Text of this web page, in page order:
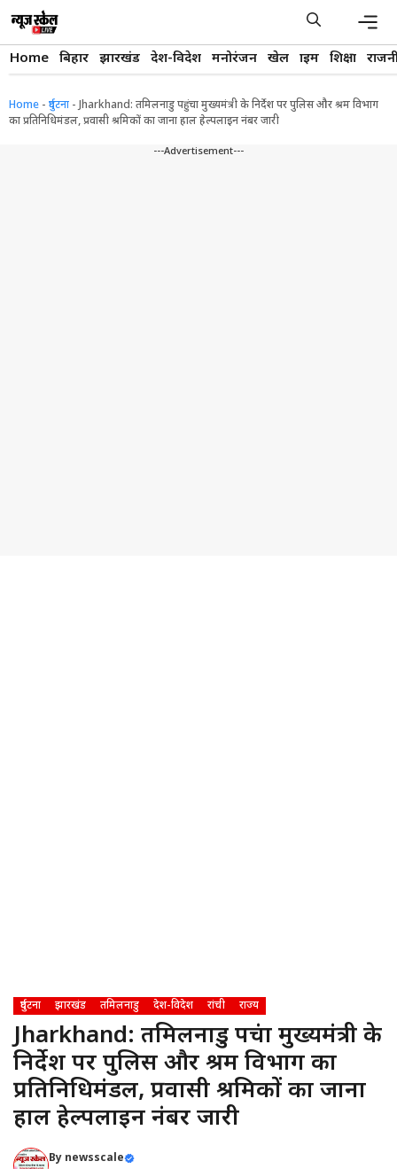
content
Home बिहार झारखंड देश-विदेश मनोरंजन खेल क्राइम शिक्षा
Home - दुर्घटना - Jharkhand: तमिलनाडु पहुंचा मुख्यमंत्री के निर्देश पर पुलिस और श्रम विभाग
का प्रतिनिधिमंडल, प्रवासी श्रमिकों का जाना हाल हेल्पलाइन नंबर जारी
---Advertisement---
दुर्घटना झारखंड तमिलनाडु देश-विदेश रांची राज्य
Jharkhand: तमिलनाडु पहुंचा मुख्यमंत्री के
निर्देश पर पुलिस और श्रम विभाग का
प्रतिनिधिमंडल, प्रवासी श्रमिकों का जाना
हाल हेल्पलाइन नंबर जारी
By newsscale